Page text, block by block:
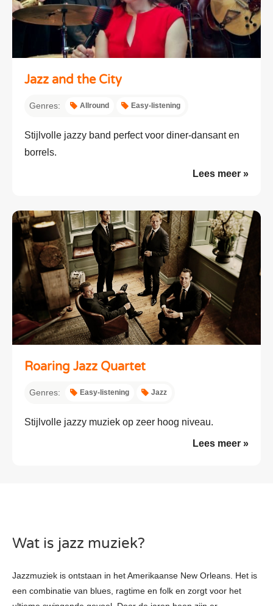
Jazz and the City
Genres: Allround Easy-listening
Stijlvolle jazzy band perfect voor diner-dansant en
borrels.
Lees meer »
Roaring Jazz Quartet
Genres: Easy-listening Jazz
Stijlvolle jazzy muziek op zeer hoog niveau.
Lees meer »
Wat is jazz muziek?
Jazzmuziek is ontstaan in het Amerikaanse New Orleans. Het is
een combinatie van blues, ragtime en folk en zorgt voor het